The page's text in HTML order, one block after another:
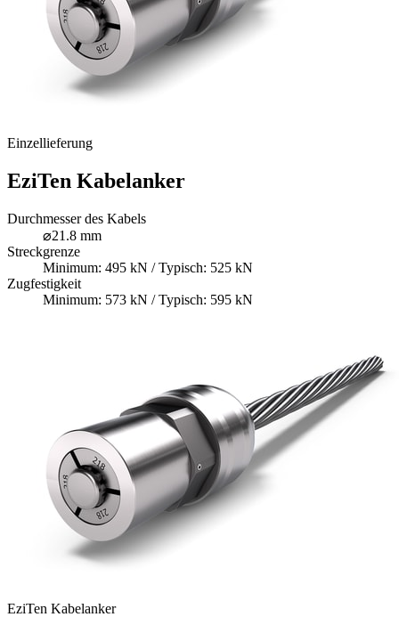
Einzellieferung
EziTen Kabelanker
Durchmesser des Kabels
⌀21.8 mm
Streckgrenze
Minimum: 495 kN / Typisch: 525 kN
Zugfestigkeit
Minimum: 573 kN / Typisch: 595 kN
EziTen Kabelanker